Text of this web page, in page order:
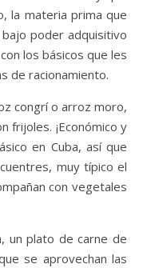
la materia prima que
poder adquisitivo
los básicos que les
de racionamiento.
congrí o arroz moro,
frijoles. ¡Económico y
en Cuba, así que
muy típico el
con vegetales
un plato de carne de
se aprovechan las